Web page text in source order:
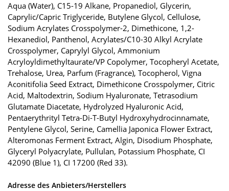
Aqua (Water), C15-19 Alkane, Propanediol, Glycerin,
Caprylic/Capric Triglyceride, Butylene Glycol, Cellulose,
Sodium Acrylates Crosspolymer-2, Dimethicone, 1,2-
Hexanediol, Panthenol, Acrylates/C10-30 Alkyl Acrylate
Crosspolymer, Caprylyl Glycol, Ammonium
Acryloyldimethyltaurate/VP Copolymer, Tocopheryl Acetate,
Trehalose, Urea, Parfum (Fragrance), Tocopherol, Vigna
Aconitifolia Seed Extract, Dimethicone Crosspolymer, Citric
Acid, Maltodextrin, Sodium Hyaluronate, Tetrasodium
Glutamate Diacetate, Hydrolyzed Hyaluronic Acid,
Pentaerythrityl Tetra-Di-T-Butyl Hydroxyhydrocinnamate,
Pentylene Glycol, Serine, Camellia Japonica Flower Extract,
Alteromonas Ferment Extract, Algin, Disodium Phosphate,
Glyceryl Polyacrylate, Pullulan, Potassium Phosphate, CI
42090 (Blue 1), CI 17200 (Red 33).
Adresse des Anbieters/Herstellers